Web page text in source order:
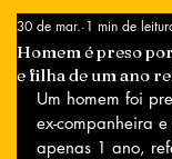
Homem é preso
e filha de um ano
30 de mar. 1 min de
Um homem foi
ex-companheira
apenas 1 ano,